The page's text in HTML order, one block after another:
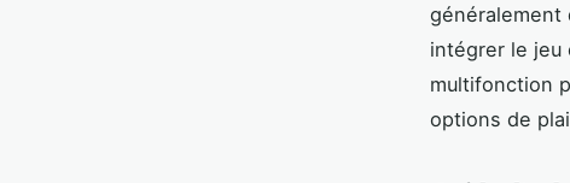
généralement
intégrer le jeu
multifonction
options de